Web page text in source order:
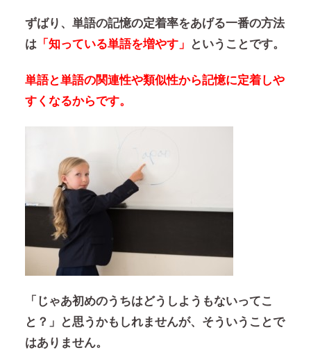
ずばり、単語の記憶の定着率をあげる一番の方法
は「知っている単語を増やす」 ということです。
単語と単語の関連性や類似性から記憶に定着しや
すくなるからです。
「じゃあ初めのうちはどうしようもないってこ
と？」と思うかもしれませんが、そういうことで
はありません。